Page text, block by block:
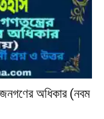
জনগণের অধিকার (নবম